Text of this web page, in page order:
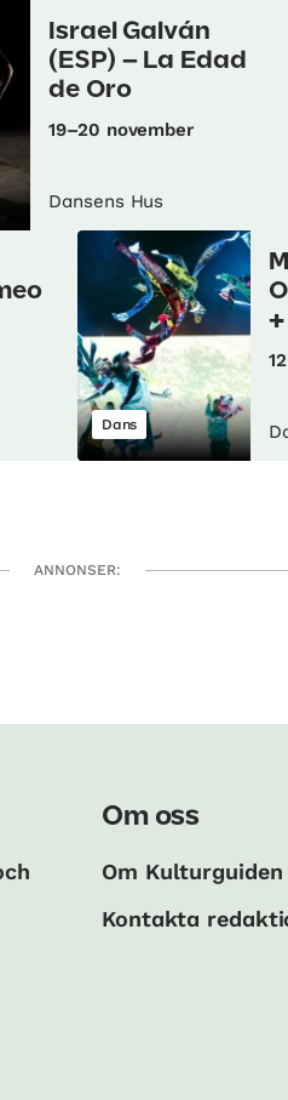
Israel Galván
(ESP) – La Edad
de Oro
19–20 november
Dansens Hus
Dans
+
ANNONSER:
Om oss
Om Kulturguiden
Kontakta